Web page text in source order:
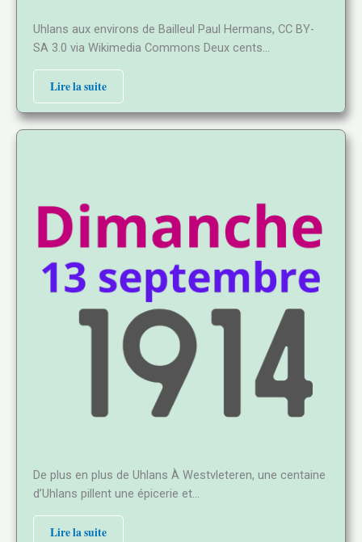
Uhlans aux environs de Bailleul Paul Hermans, CC BY-
SA 3.0 via Wikimedia Commons Deux cents…
Lire la suite
De plus en plus de Uhlans À Westvleteren, une centaine
d’Uhlans pillent une épicerie et…
Lire la suite